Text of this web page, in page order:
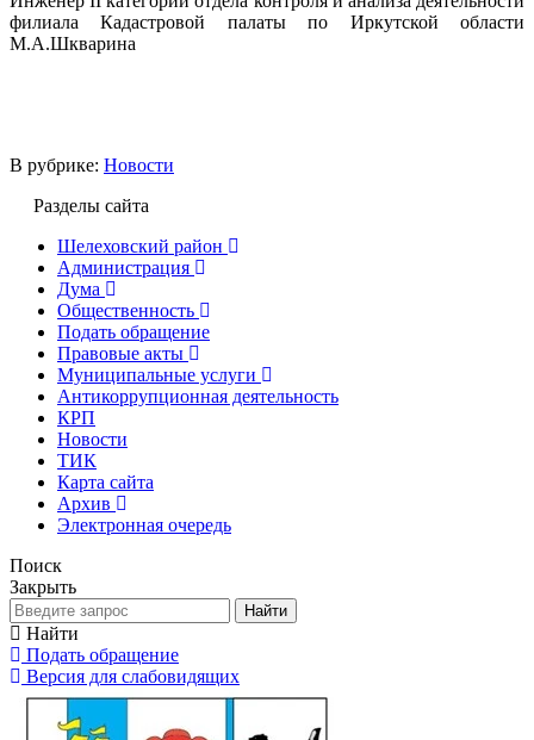
филиала Кадастровой палаты по Иркутской области
М.А.Шкварина
В рубрике: Новости
Разделы сайта
Шелеховский район
Администрация
Дума
Общественность
Подать обращение
Правовые акты
Муниципальные услуги
Антикоррупционная деятельность
КРП
Новости
ТИК
Карта сайта
Архив
Электронная очередь
Поиск
Закрыть
Найти
Найти
Подать обращение
Версия для слабовидящих